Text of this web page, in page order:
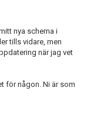
nya schema i
tills vidare, men
när jag vet
för någon. Ni är som